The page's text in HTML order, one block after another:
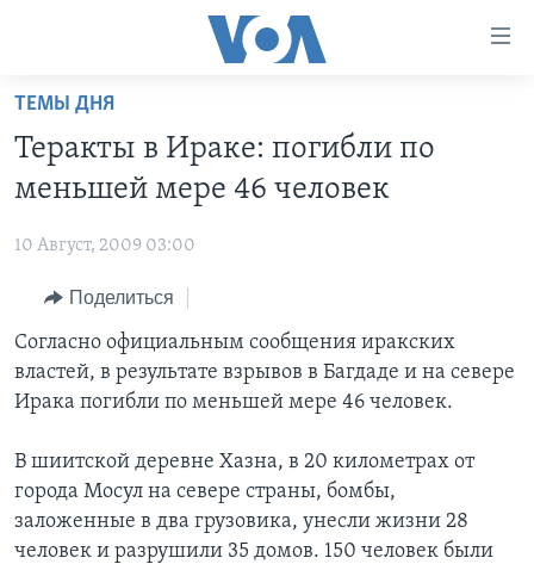
Перейти
основной
контент
навигации
Перейти
поиск
ПРОГРАММЫ
НОВОСТИ ЗА МИНУТУ
ИТОГИ
ПОЧЕМУ ЭТО ВАЖНО?
ДИСКУССИЯ VOA
НЬЮ-ЙОРК NEW YORK
АМЕРИКА. БОЛЬШОЕ ПУТЕШЕСТВИЕ
УЧИМ АНГЛИЙСКИЙ
НАША АМЕРИКАНСКАЯ ИСТОРИЯ
А КАК В АМЕРИКЕ?
АРТЕФАКТЫ
ТЕСТЫ
ЭКСПЕРТИЗА
ИНТЕРВЬЮ
ФАКТЫ ПРОТИВ ФЕЙКОВ
ЗА СВОБОДУ ПРЕССЫ
ВИДЕО
ПОДПИСКА НА НОВОСТИ
ТЕМЫ ДНЯ
Теракты в Ираке: погибли по
меньшей мере 46 человек
10 Август, 2009 03:00
Поделиться
Согласно официальным сообщения иракских
властей, в результате взрывов в Багдаде и на севере
Ирака погибли по меньшей мере 46 человек.
В шиитской деревне Хазна, в 20 километрах от
города Мосул на севере страны, бомбы,
заложенные в два грузовика, унесли жизни 28
человек и разрушили 35 домов. 150 человек были